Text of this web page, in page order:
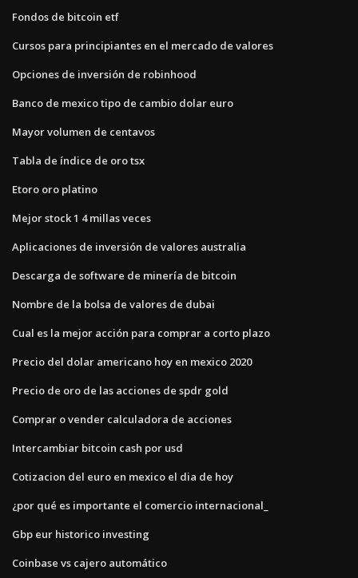
Fondos de bitcoin etf
Cursos para principiantes en el mercado de valores
Opciones de inversión de robinhood
Banco de mexico tipo de cambio dolar euro
Mayor volumen de centavos
Tabla de índice de oro tsx
Etoro oro platino
Mejor stock 1 4 millas veces
Aplicaciones de inversión de valores australia
Descarga de software de minería de bitcoin
Nombre de la bolsa de valores de dubai
Cual es la mejor acción para comprar a corto plazo
Precio del dolar americano hoy en mexico 2020
Precio de oro de las acciones de spdr gold
Comprar o vender calculadora de acciones
Intercambiar bitcoin cash por usd
Cotizacion del euro en mexico el dia de hoy
¿por qué es importante el comercio internacional_
Gbp eur historico investing
Coinbase vs cajero automático